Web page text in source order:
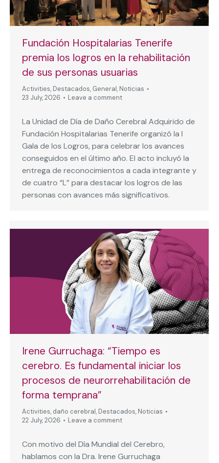
Fundación Hospitalarias Tenerife
premia los logros en la rehabilitación
de sus personas usuarias
Activities, Destacados, General, Noticias
23 July, 2026
Leave a comment
La Unidad de Día de Daño Cerebral Adquirido de
Fundación Hospitalarias Tenerife organizó la I
Gala de los Logros, para celebrar los avances
conseguidos en el último año. El acto incluyó la
entrega de reconocimientos a cada integrante y
de cuatro “L” para destacar los logros de las
personas con avances más significativos.
Irene Gurruchaga: “Tiempo es
cerebro. Es fundamental iniciar los
procesos de neurorrehabilitación de
forma temprana”
Activities, daño cerebral, Destacados, Noticias
22 July, 2026
Leave a comment
Con motivo del Día Mundial del Cerebro,
hablamos con la Dra. Irene Gurruchaga